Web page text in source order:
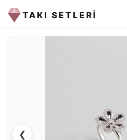
TAKI SETLERİ
❮